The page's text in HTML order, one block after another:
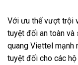
Với ưu thế vượt trội
tuyệt đối an toàn
quang Viettel mạnh
tuyệt đối cho các